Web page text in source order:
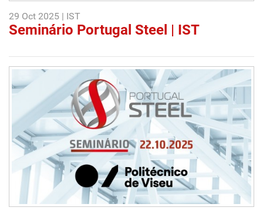
29 Oct 2025 | IST
Seminário Portugal Steel | IST